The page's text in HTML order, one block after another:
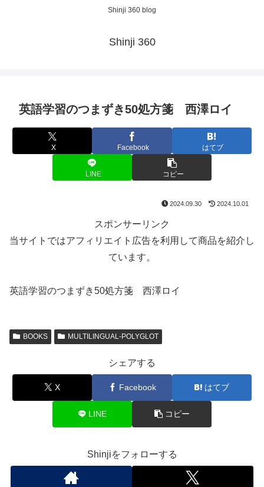
Shinji 360 blog
Shinji 360
英語学習のつまずき50処方箋 西澤ロイ
X Facebook はてブ
LINE コピー
2024.09.30 2024.10.01
スポンサーリンク
当サイトではアフィリエイト広告を利用して商品を紹介し
ています。
英語学習のつまずき50処方箋 西澤ロイ
BOOKS MULTILINGUAL-POLYGLOT
シェアする
X Facebook はてブ
LINE コピー
Shinjiをフォローする